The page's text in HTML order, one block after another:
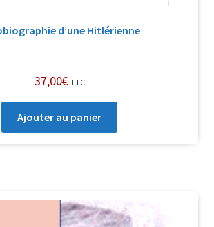
d’une Hitlérienne
37,00€ TTC
Ajouter au panier